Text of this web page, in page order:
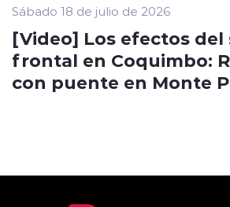
Sábado 18 de julio de 2026
[Video] Los efectos del
frontal en Coquimbo:
con puente en Monte